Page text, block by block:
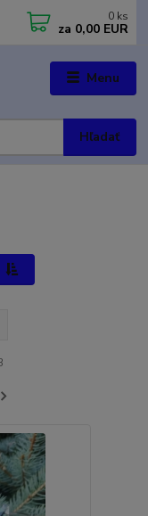
Menu
Hľadať
0 ks
za 0,00 EUR